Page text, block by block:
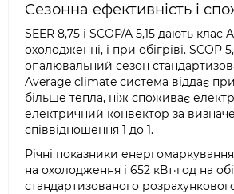
Сезонна ефективність і
SEER 8,75 і SCOP/A 5,15 дають клас
охолодженні, і при обігріві. SCOP
опалювальний сезон
Average climate система віддає
більше тепла, ніж споживає
електричний конвектор за
співвідношення 1 до 1.
Річні показники
на охолодження і 652 кВт·год на
стандартизованого